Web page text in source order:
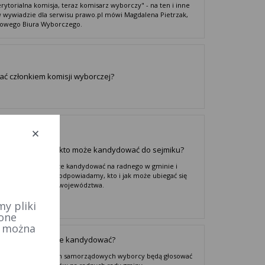
komisja, teraz komisarz wyborczy" - na ten i inne
wywiadzie dla serwisu prawo.pl mówi Magdalena Pietrzak,
Biura Wyborczego.
członkiem komisji wyborczej?
województwie: kto może kandydować do sejmiku?
już o tym, kto może kandydować na radnego w gminie i
w powiecie. Dziś podpowiadamy, kto i jak może ubiegać się
radnego sejmiku województwa.
gminie: kto może kandydować?
wyborach samorządowych wyborcy będą głosować
pliki